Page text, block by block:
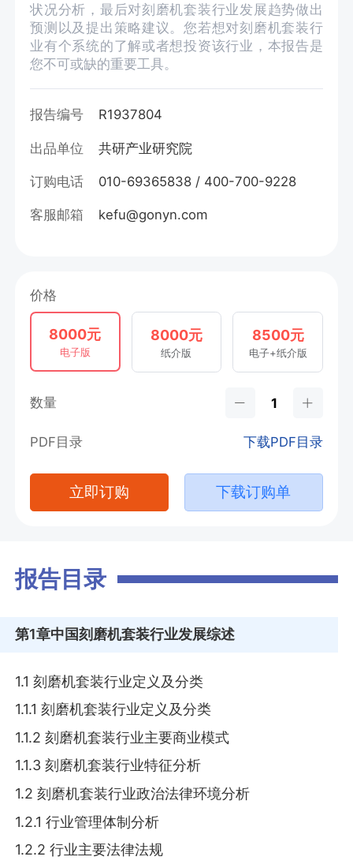
状况分析，最后对刻磨机套装行业发展趋势做出
预测以及提出策略建议。您若想对刻磨机套装行
业有个系统的了解或者想投资该行业，本报告是
您不可或缺的重要工具。
报告编号 R1937804
出品单位 共研产业研究院
订购电话 010-69365838 / 400-700-9228
客服邮箱 kefu@gonyn.com
价格
8000元
电子版
8000元
纸介版
8500元
电子+纸介版
数量
PDF目录 下载PDF目录
立即订购 下载订购单
报告目录
第1章中国刻磨机套装行业发展综述
1.1 刻磨机套装行业定义及分类
1.1.1 刻磨机套装行业定义及分类
1.1.2 刻磨机套装行业主要商业模式
1.1.3 刻磨机套装行业特征分析
1.2 刻磨机套装行业政治法律环境分析
1.2.1 行业管理体制分析
1.2.2 行业主要法律法规